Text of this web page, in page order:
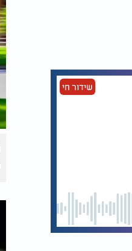
שידור חי